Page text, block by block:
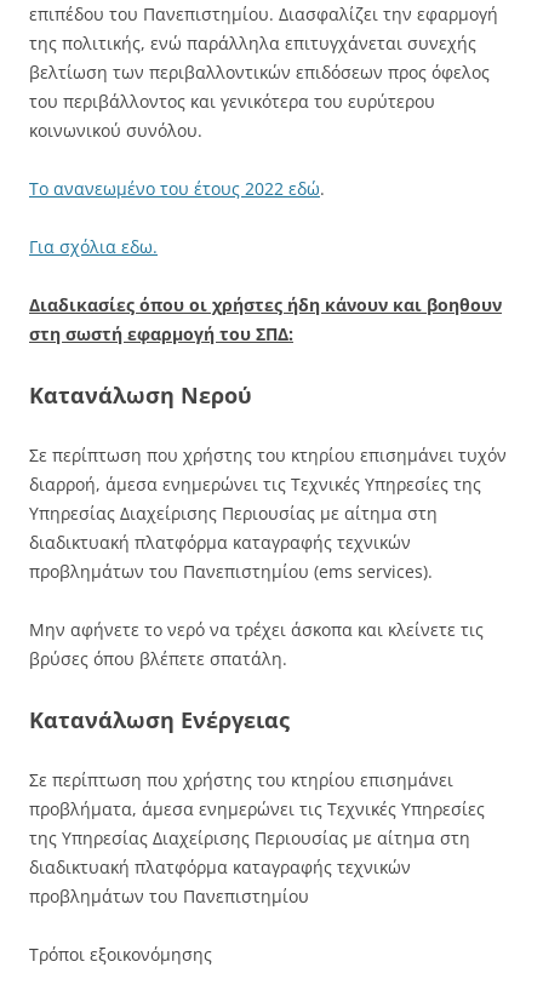
επιπέδου του Πανεπιστημίου. Διασφαλίζει την εφαρμογή
της πολιτικής, ενώ παράλληλα επιτυγχάνεται συνεχής
βελτίωση των περιβαλλοντικών επιδόσεων προς όφελος
του περιβάλλοντος και γενικότερα του ευρύτερου
κοινωνικού συνόλου.
Το ανανεωμένο του έτους 2022 εδώ.
Για σχόλια εδω.
Διαδικασίες όπου οι χρήστες ήδη κάνουν και βοηθουν
στη σωστή εφαρμογή του ΣΠΔ:
Κατανάλωση Νερού
Σε περίπτωση που χρήστης του κτηρίου επισημάνει τυχόν
διαρροή, άμεσα ενημερώνει τις Τεχνικές Υπηρεσίες της
Υπηρεσίας Διαχείρισης Περιουσίας με αίτημα στη
διαδικτυακή πλατφόρμα καταγραφής τεχνικών
προβλημάτων του Πανεπιστημίου (ems services).
Μην αφήνετε το νερό να τρέχει άσκοπα και κλείνετε τις
βρύσες όπου βλέπετε σπατάλη.
Κατανάλωση Ενέργειας
Σε περίπτωση που χρήστης του κτηρίου επισημάνει
προβλήματα, άμεσα ενημερώνει τις Τεχνικές Υπηρεσίες
της Υπηρεσίας Διαχείρισης Περιουσίας με αίτημα στη
διαδικτυακή πλατφόρμα καταγραφής τεχνικών
προβλημάτων του Πανεπιστημίου
Τρόποι εξοικονόμησης